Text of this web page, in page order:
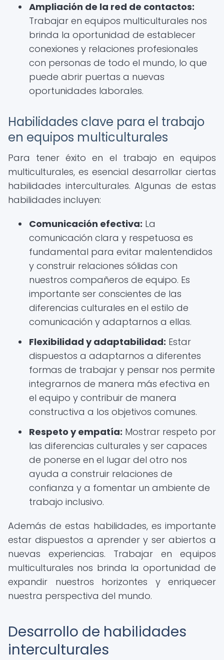
Ampliación de la red de contactos:
Trabajar en equipos multiculturales nos
brinda la oportunidad de establecer
conexiones y relaciones profesionales
con personas de todo el mundo, lo que
puede abrir puertas a nuevas
oportunidades laborales.
Habilidades clave para el trabajo
en equipos multiculturales
Para tener éxito en el trabajo en equipos
multiculturales, es esencial desarrollar ciertas
habilidades interculturales. Algunas de estas
habilidades incluyen:
Comunicación efectiva: La
comunicación clara y respetuosa es
fundamental para evitar malentendidos
y construir relaciones sólidas con
nuestros compañeros de equipo. Es
importante ser conscientes de las
diferencias culturales en el estilo de
comunicación y adaptarnos a ellas.
Flexibilidad y adaptabilidad: Estar
dispuestos a adaptarnos a diferentes
formas de trabajar y pensar nos permite
integrarnos de manera más efectiva en
el equipo y contribuir de manera
constructiva a los objetivos comunes.
Respeto y empatía: Mostrar respeto por
las diferencias culturales y ser capaces
de ponerse en el lugar del otro nos
ayuda a construir relaciones de
confianza y a fomentar un ambiente de
trabajo inclusivo.
Además de estas habilidades, es importante
estar dispuestos a aprender y ser abiertos a
nuevas experiencias. Trabajar en equipos
multiculturales nos brinda la oportunidad de
expandir nuestros horizontes y enriquecer
nuestra perspectiva del mundo.
Desarrollo de habilidades
interculturales